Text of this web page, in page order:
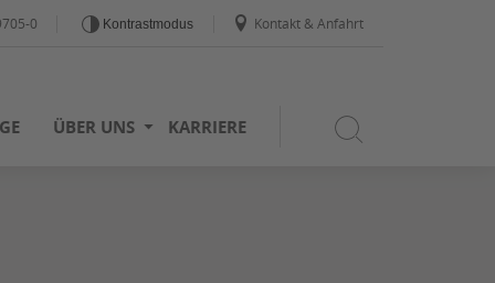
0 Kontrastmodus Kontakt & Anfahrt
ÜBER UNS KARRIERE